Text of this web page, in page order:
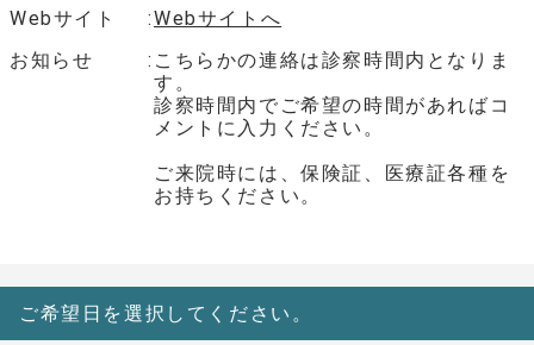
Webサイト
Webサイトへ
お知らせ
こちらかの連絡は診察時間内となりま
す。
診察時間内でご希望の時間があればコ
メントに入力ください。
ご来院時には、保険証、医療証各種を
お持ちください。
ご希望日を選択してください。